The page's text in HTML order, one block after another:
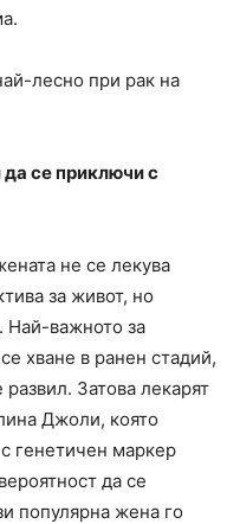
лесно при рак на
да се приключи с
не се лекува
за живот, но
Най-важното за
хване в ранен стадий,
Затова лекарят
Джоли, която
генетичен маркер
да се
популярна жена го